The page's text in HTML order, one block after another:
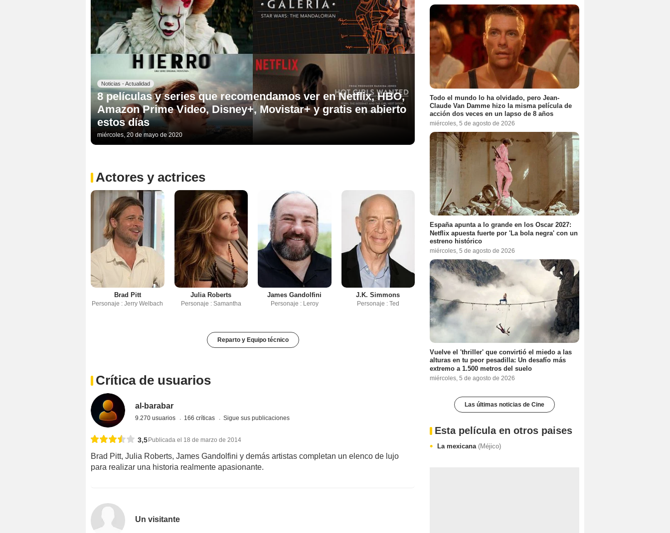
Noticias - Actualidad
8 películas y series que recomendamos ver en Netflix, HBO,
Amazon Prime Video, Disney+, Movistar+ y gratis en abierto
estos días
miércoles, 20 de mayo de 2020
Actores y actrices
Brad Pitt
Personaje : Jerry Welbach
Julia Roberts
Personaje : Samantha
James Gandolfini
Personaje : Leroy
J.K. Simmons
Personaje : Ted
Reparto y Equipo técnico
Crítica de usuarios
al-barabar
9.270 usuarios 166 críticas Sigue sus publicaciones
3,5 Publicada el 18 de marzo de 2014
Brad Pitt, Julia Roberts, James Gandolfini y demás artistas completan un elenco de lujo
para realizar una historia realmente apasionante.
Un visitante
Todo el mundo lo ha olvidado, pero Jean-
Claude Van Damme hizo la misma película de
acción dos veces en un lapso de 8 años
miércoles, 5 de agosto de 2026
España apunta a lo grande en los Oscar 2027:
Netflix apuesta fuerte por 'La bola negra' con un
estreno histórico
miércoles, 5 de agosto de 2026
Vuelve el 'thriller' que convirtió el miedo a las
alturas en tu peor pesadilla: Un desafío más
extremo a 1.500 metros del suelo
miércoles, 5 de agosto de 2026
Las últimas noticias de Cine
Esta película en otros paises
La mexicana (Méjico)